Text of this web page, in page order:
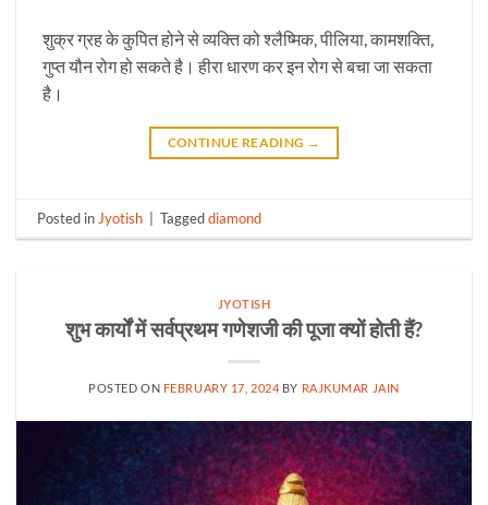
शुक्र ग्रह के कुपित होने से व्यक्ति को श्लैष्मिक, पीलिया, कामशक्ति,
गुप्त यौन रोग हो सकते है। हीरा धारण कर इन रोग से बचा जा सकता
है।
CONTINUE READING →
Posted in Jyotish Taggeddiamond
JYOTISH
शुभ कार्यों में सर्वप्रथम गणेशजी की पूजा क्यों होती हैं?
POSTED ON FEBRUARY 17, 2024 BY RAJKUMAR JAIN